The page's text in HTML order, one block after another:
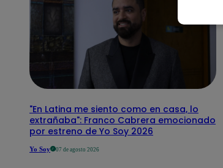
"En Latina me siento como en casa, lo
extrañaba": Franco Cabrera emocionado
por estreno de Yo Soy 2026
Yo Soy 07 de agosto 2026